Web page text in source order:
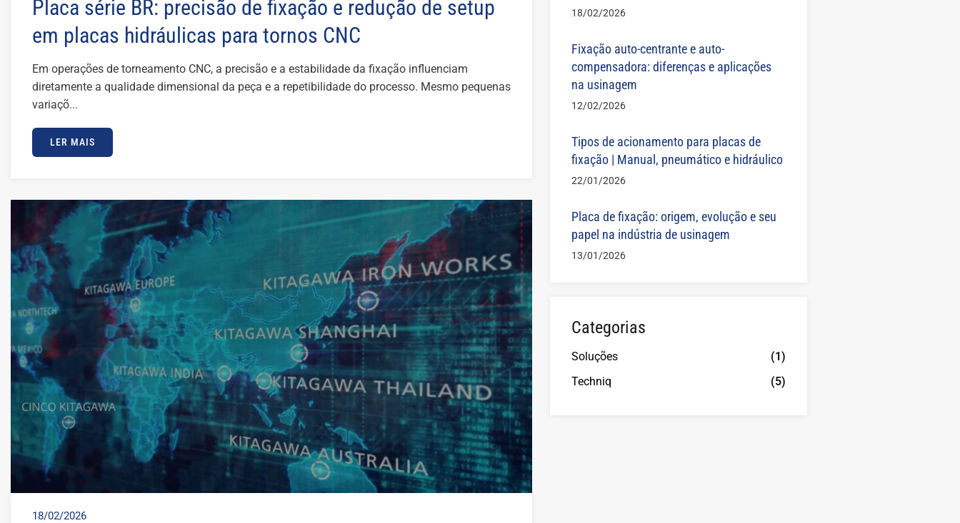
Placa série BR: precisão de fixação e redução de setup
em placas hidráulicas para tornos CNC
Em operações de torneamento CNC, a precisão e a estabilidade da fixação influenciam
diretamente a qualidade dimensional da peça e a repetibilidade do processo. Mesmo pequenas
variaçõ...
LER MAIS
18/02/2026
18/02/2026
Fixação auto-centrante e auto-
compensadora: diferenças e aplicações
na usinagem
12/02/2026
Tipos de acionamento para placas de
fixação | Manual, pneumático e hidráulico
22/01/2026
Placa de fixação: origem, evolução e seu
papel na indústria de usinagem
13/01/2026
Categorias
Soluções
(1)
Techniq
(5)